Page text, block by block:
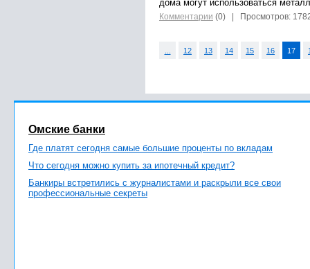
дома могут использоваться
Комментарии (0) | Просмотров:
12 13 14 15 16 17
Омские банки
Где платят сегодня самые большие проценты по вкладам
Что сегодня можно купить за ипотечный кредит?
Банкиры встретились с журналистами и раскрыли все свои
профессиональные секреты